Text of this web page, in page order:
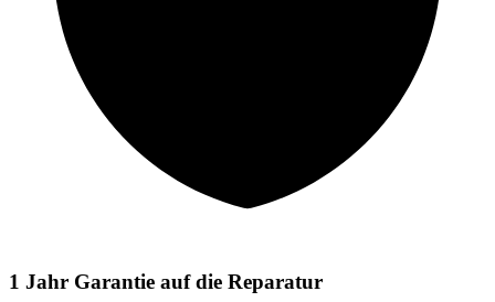
1 Jahr Garantie auf die Reparatur